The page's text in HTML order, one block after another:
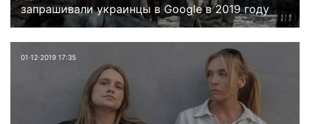
запрашивали украинцы в Google в 2019 году
01⋅12⋅2019 17:35